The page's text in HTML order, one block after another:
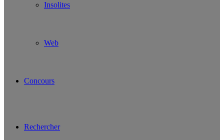
Insolites
Web
Concours
Rechercher